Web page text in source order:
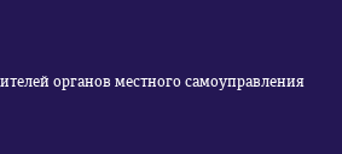
органов местного самоуправления